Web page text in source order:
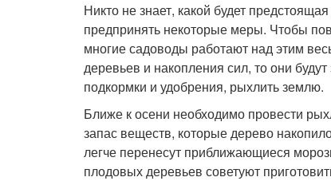
Никто не знает, какой будет
предпринять некоторые меры. Чтобы
многие садоводы работают над этим
деревьев и накопления сил, то они
подкормки и удобрения, рыхлить землю.
Ближе к осени необходимо провести
запас веществ, которые дерево
легче перенесут приближающиеся
плодовых деревьев советуют